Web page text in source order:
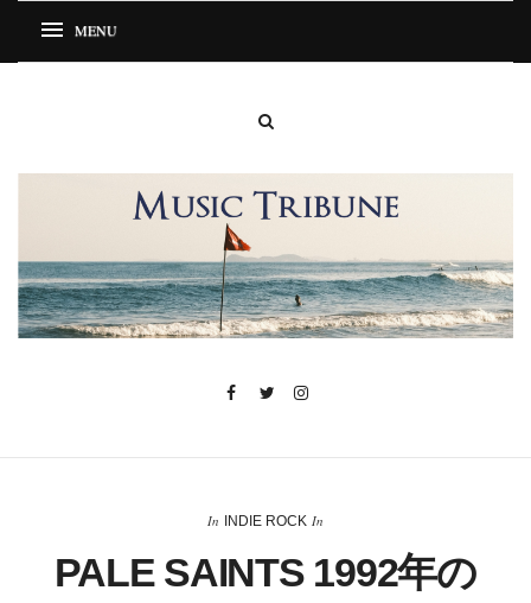
In INDIE ROCK In
PALE SAINTS 1992年の